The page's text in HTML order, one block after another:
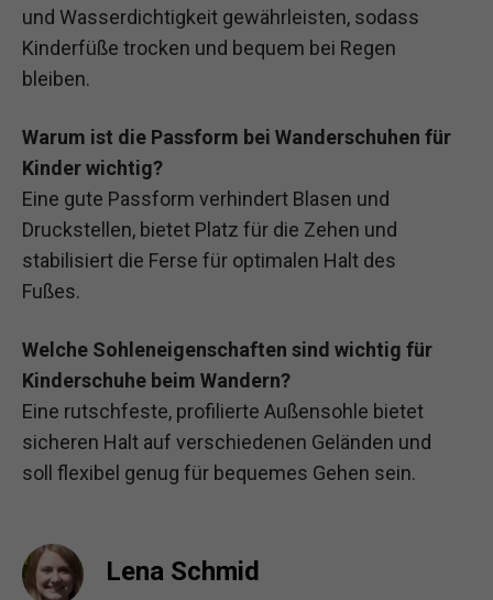
und Wasserdichtigkeit gewährleisten, sodass
Kinderfüße trocken und bequem bei Regen
bleiben.
Warum ist die Passform bei Wanderschuhen für
Kinder wichtig?
Eine gute Passform verhindert Blasen und
Druckstellen, bietet Platz für die Zehen und
stabilisiert die Ferse für optimalen Halt des
Fußes.
Welche Sohleneigenschaften sind wichtig für
Kinderschuhe beim Wandern?
Eine rutschfeste, profilierte Außensohle bietet
sicheren Halt auf verschiedenen Geländen und
soll flexibel genug für bequemes Gehen sein.
Lena Schmid